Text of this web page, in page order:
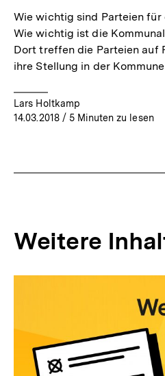
Wie wichtig sind Parteien
Wie wichtig ist die
Dort treffen die Parteien auf
ihre Stellung in der
Lars Holtkamp
14.03.2018/ 5 Minuten zu lesen
Weitere